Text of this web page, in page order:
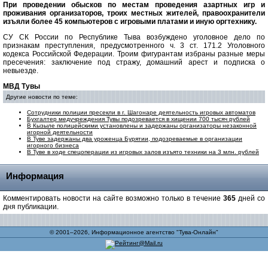
При проведении обысков по местам проведения азартных игр и
проживания организаторов, троих местных жителей, правоохранители
изъяли более 45 компьютеров с игровыми платами и иную оргтехнику.
СУ СК России по Республике Тыва возбуждено уголовное дело по
признакам преступления, предусмотренного ч. 3 ст. 171.2 Уголовного
кодекса Российской Федерации. Троим фигурантам избраны разные меры
пресечения: заключение под стражу, домашний арест и подписка о
невыезде.
МВД Тувы
Другие новости по теме:
Сотрудники полиции пресекли в г. Шагонаре деятельность игровых автоматов
Бухгалтер медучреждения Тувы подозревается в хищении 700 тысяч рублей
В Кызыле полицейскими установлены и задержаны организаторы незаконной
игорной деятельности
В Туве задержаны два уроженца Бурятии, подозреваемые в организации
игорного бизнеса
В Туве в ходе спецоперации из игровых залов изъято техники на 3 млн. рублей
Информация
Комментировать новости на сайте возможно только в течение 365 дней со
дня публикации.
© 2001–2026, Информационное агентство "Тува-Онлайн"